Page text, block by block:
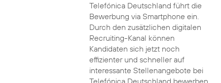
Telefónica Deutschland führt die
Bewerbung via Smartphone ein.
Durch den zusätzlichen digitalen
Recruiting-Kanal können
Kandidaten sich jetzt noch
effizienter und schneller auf
interessante Stellenangebote bei
Telefónica Deutschland bewerben.